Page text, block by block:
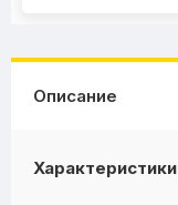
Описание
Характеристики